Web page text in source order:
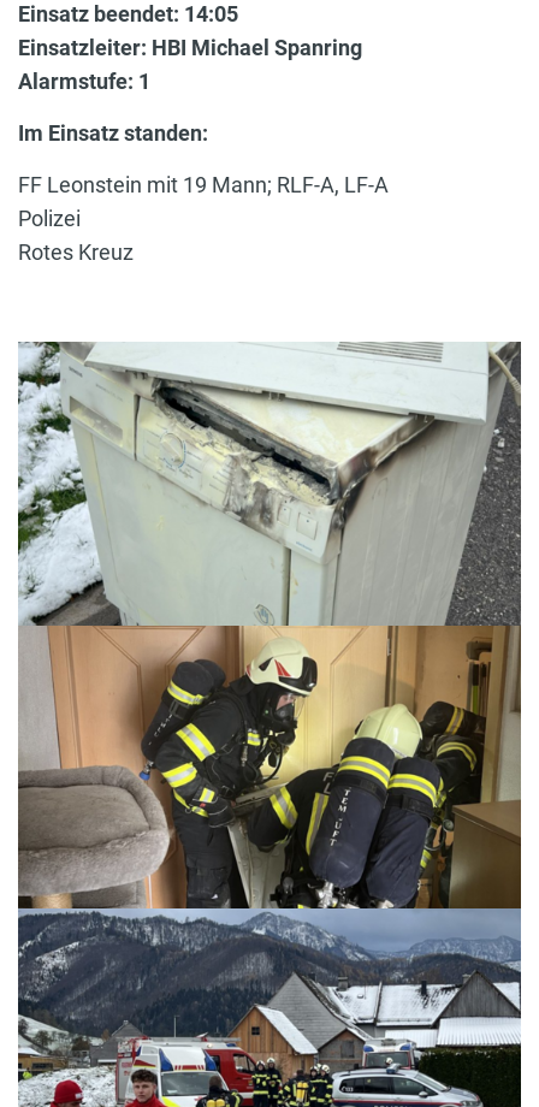
Einsatz beendet: 14:05
Einsatzleiter: HBI Michael Spanring
Alarmstufe: 1
Im Einsatz standen:
FF Leonstein mit 19 Mann; RLF-A, LF-A
Polizei
Rotes Kreuz